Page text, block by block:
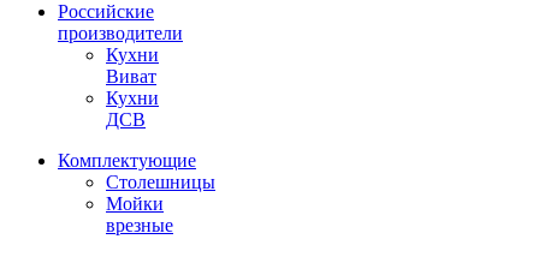
Российские
производители
Кухни
Виват
Кухни
ДСВ
Комплектующие
Столешницы
Мойки
врезные